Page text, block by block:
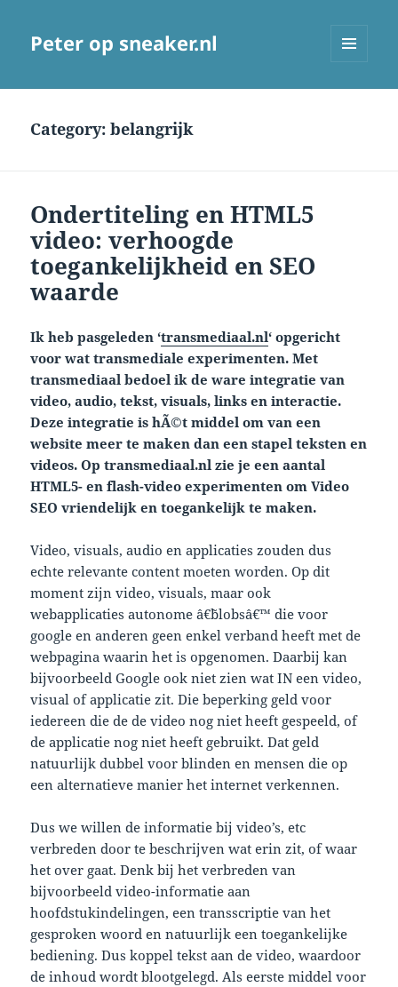
Peter op sneaker.nl
Category:belangrijk
Ondertiteling en HTML5
video: verhoogde
toegankelijkheid en SEO
waarde
Ik heb pasgeleden ‘transmediaal.nl‘ opgericht
voor wat transmediale experimenten. Met
transmediaal bedoel ik de ware integratie van
video, audio, tekst, visuals, links en interactie.
Deze integratie is hÃ©t middel om van een
website meer te maken dan een stapel teksten en
videos. Op transmediaal.nlzie je een aantal
HTML5- en flash-video experimenten om Video
SEO vriendelijk en toegankelijk te maken.
Video, visuals, audio en applicaties zouden dus
echte relevante content moeten worden. Op dit
moment zijn video, visuals, maar ook
webapplicaties autonome â€˜blobsâ€™ die voor
google en anderen geen enkel verband heeft met de
webpagina waarin het is opgenomen. Daarbij kan
bijvoorbeeld Google ook niet zien wat IN een video,
visual of applicatie zit. Die beperking geld voor
iedereen die de de video nog niet heeft gespeeld, of
de applicatie nog niet heeft gebruikt. Dat geld
natuurlijk dubbel voor blinden en mensen die op
een alternatieve manier het internet verkennen.
Dus we willen de informatie bij video’s, etc
verbreden door te beschrijven wat erin zit, of waar
het over gaat. Denk bij het verbreden van
bijvoorbeeld video-informatie aan
hoofdstukindelingen, een transscriptie van het
gesproken woord en natuurlijk een toegankelijke
bediening. Dus koppel tekst aan de video, waardoor
de inhoud wordt blootgelegd. Als eerste middel voor